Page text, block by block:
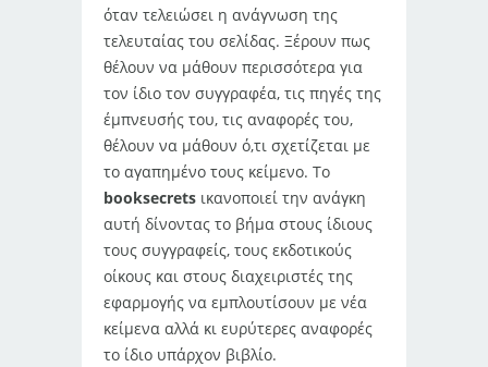
όταν τελειώσει η ανάγνωση της
τελευταίας του σελίδας. Ξέρουν πως
θέλουν να μάθουν περισσότερα για
τον ίδιο τον συγγραφέα, τις πηγές της
έμπνευσής του, τις αναφορές του,
θέλουν να μάθουν ό,τι σχετίζεται με
το αγαπημένο τους κείμενο. Το
booksecrets ικανοποιεί την ανάγκη
αυτή δίνοντας το βήμα στους ίδιους
τους συγγραφείς, τους εκδοτικούς
οίκους και στους διαχειριστές της
εφαρμογής να εμπλουτίσουν με νέα
κείμενα αλλά κι ευρύτερες αναφορές
το ίδιο υπάρχον βιβλίο.